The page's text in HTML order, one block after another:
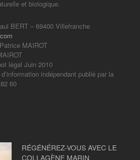
et biologique.
BERT – 69400 Villefranche
MAIROT
légal Juin 2010
indépendant publié par la
60
RÉGÉNÉREZ-VOUS AVEC LE
COLLAGÈNE MARIN